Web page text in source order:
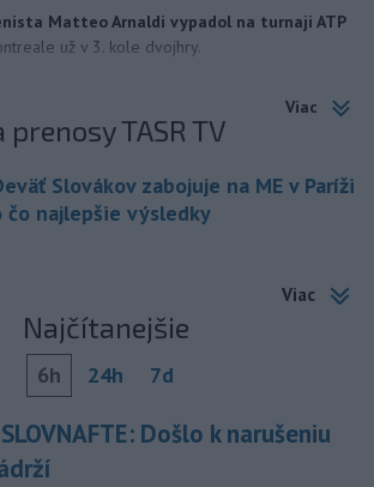
Matteo Arnaldi vypadol na turnaji ATP
už v 3. kole dvojhry.
Viac
prenosy TASR TV
Slovákov zabojuje na ME v Paríži
čo najlepšie výsledky
Viac
Najčítanejšie
6h 24h 7d
Došlo k narušeniu